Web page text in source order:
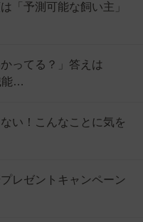
「予測可能な飼い主」
ってる？」答えは
能…
い！こんなことに気を
レゼントキャンペーン